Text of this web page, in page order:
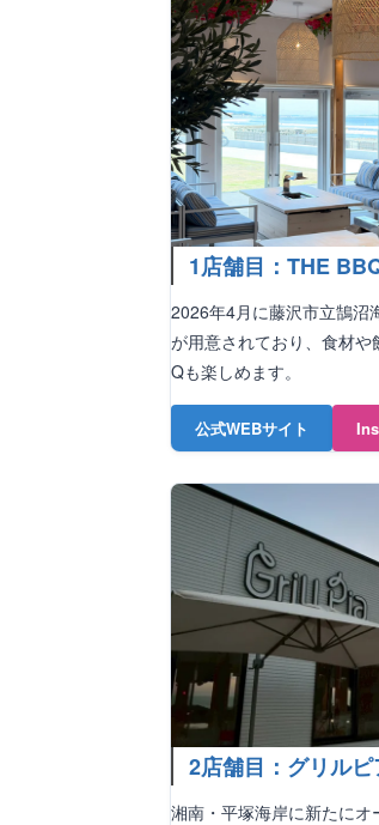
1店舗目：THE
2026年4月に藤沢市立鵠沼
が用意されており、食材
Qも楽しめます。
公式WEBサイト
2店舗目：グリル
湘南・平塚海岸に新たに